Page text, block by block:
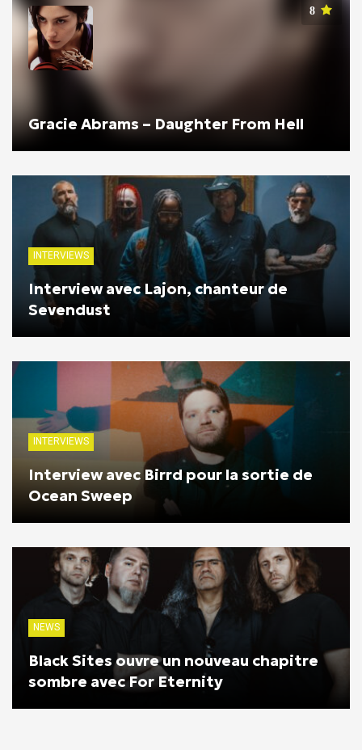
8
Gracie Abrams – Daughter From Hell
INTERVIEWS
Interview avec Lajon, chanteur de
Sevendust
INTERVIEWS
Interview avec Birrd pour la sortie de
Ocean Sweep
NEWS
Black Sites ouvre un nouveau chapitre
sombre avec For Eternity